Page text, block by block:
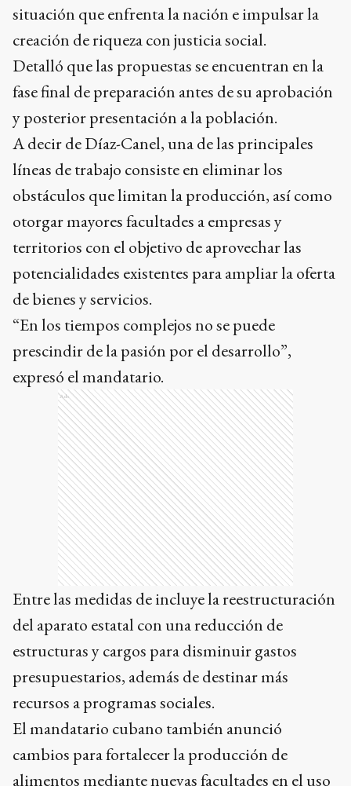
situación que enfrenta la nación e impulsar la
creación de riqueza con justicia social.
Detalló que las propuestas se encuentran en la
fase final de preparación antes de su aprobación
y posterior presentación a la población.
A decir de Díaz-Canel, una de las principales
líneas de trabajo consiste en eliminar los
obstáculos que limitan la producción, así como
otorgar mayores facultades a empresas y
territorios con el objetivo de aprovechar las
potencialidades existentes para ampliar la oferta
de bienes y servicios.
“En los tiempos complejos no se puede
prescindir de la pasión por el desarrollo”,
expresó el mandatario.
Ads
Entre las medidas de incluye la reestructuración
del aparato estatal con una reducción de
estructuras y cargos para disminuir gastos
presupuestarios, además de destinar más
recursos a programas sociales.
El mandatario cubano también anunció
cambios para fortalecer la producción de
alimentos mediante nuevas facultades en el uso